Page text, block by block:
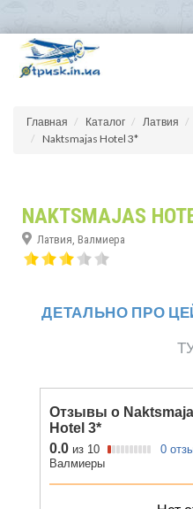
Главная Каталог Латвия
Naktsmajas Hotel 3*
NAKTSMAJAS
Латвия, Валмиера
ДЕТАЛЬНО ПРО